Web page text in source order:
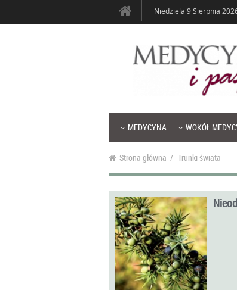
Niedziela 9 Sierpnia
MEDYCYNA WOKÓŁ
Strona główna / Trunki świata